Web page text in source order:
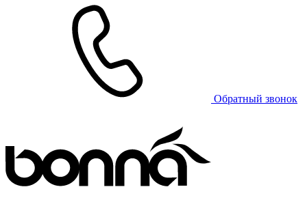
Обратный звонок